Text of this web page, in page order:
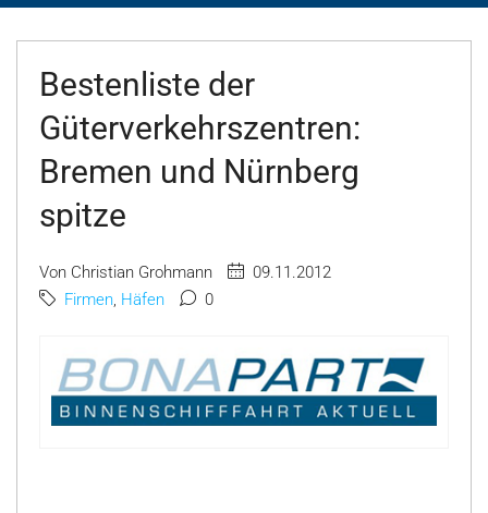
Bestenliste der
Güterverkehrszentren:
Bremen und Nürnberg
spitze
Von Christian Grohmann
09.11.2012
Firmen, Häfen 0